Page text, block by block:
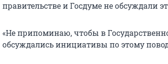
правительстве и Госдуме не обсуждали
«Не припоминаю, чтобы в
обсуждались инициативы по этому